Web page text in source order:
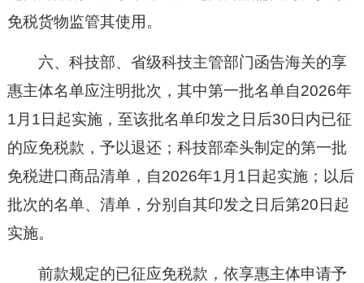
免税货物监管其使用。
六、科技部、省级科技主管部门函告海关的享
惠主体名单应注明批次，其中第一批名单自2026年
1月1日起实施，至该批名单印发之日后30日内已征
的应免税款，予以退还；科技部牵头制定的第一批
免税进口商品清单，自2026年1月1日起实施；以后
批次的名单、清单，分别自其印发之日后第20日起
实施。
前款规定的已征应免税款，依享惠主体申请予